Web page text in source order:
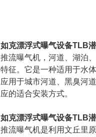
如克漂浮式曝气设备TLB
推流曝气机，河道、湖泊
特征。它是一种适用于水
应用于城市河道、黑臭河
应的适合安装方式。
如克漂浮式曝气设备TLB
推流曝气机是利用文丘里